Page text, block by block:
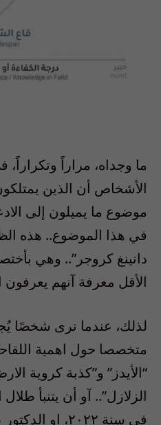
ما وجداه، مراراً
الأشخاص أن الذين
موضوع ما يميلون إلى
في هذا الموضوع.. هذه
دانينغ كروجر”.. وهي
الأقل معرفة آنهم يعرفون
لذلك، عندما ترى شخصًا
متخصصا حول اهمية
“الأيدز” و”كذبة كروية
الزلازل”.. آو أن يتنبأ
في سنة ٢٠٢٢، او